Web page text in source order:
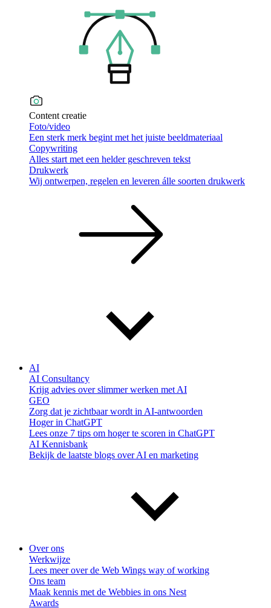
Content creatie
Foto/video
Een sterk merk begint met het juiste beeldmateriaal
Copywriting
Alles start met een helder geschreven tekst
Drukwerk
Wij ontwerpen, regelen en leveren álle soorten drukwerk
AI
AI Consultancy
Krijg advies over slimmer werken met AI
GEO
Zorg dat je zichtbaar wordt in AI-antwoorden
Hoger in ChatGPT
Lees onze 7 tips om hoger te scoren in ChatGPT
AI Kennisbank
Bekijk de laatste blogs over AI en marketing
Over ons
Werkwijze
Lees meer over de Web Wings way of working
Ons team
Maak kennis met de Webbies in ons Nest
Awards